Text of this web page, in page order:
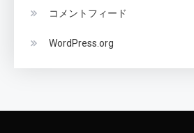
コメントフィード
WordPress.org